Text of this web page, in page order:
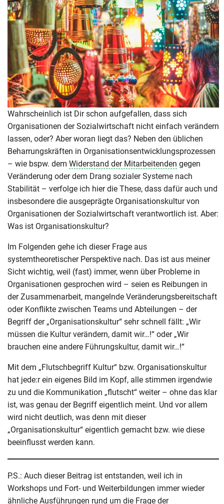
Wahrscheinlich ist Dir schon aufgefallen, dass sich
Organisationen der Sozialwirtschaft nicht einfach verändern
lassen, oder? Aber woran liegt das? Neben den üblichen
Beharrungskräften in Organisationsentwicklungsprozessen
– wie bspw. dem Widerstand der Mitarbeitenden gegen
Veränderung oder dem Drang sozialer Systeme nach
Stabilität – verfolge ich hier die These, dass dafür auch und
insbesondere die ausgeprägte Organisationskultur von
Organisationen der Sozialwirtschaft verantwortlich ist. Aber:
Was ist Organisationskultur?
Im Folgenden gehe ich dieser Frage aus
systemtheoretischer Perspektive nach. Das ist aus meiner
Sicht wichtig, weil (fast) immer, wenn über Probleme in
Organisationen gesprochen wird – seien es Reibungen in
der Zusammenarbeit, mangelnde Veränderungsbereitschaft
oder Konflikte zwischen Teams und Abteilungen – der
Begriff der „Organisationskultur“ sehr schnell fällt: „Wir
müssen die Kultur verändern, damit wir…!“ oder „Wir
brauchen eine andere Führungskultur, damit wir…!“
Mit dem „Flutschbegriff Kultur“ bzw. Organisationskultur
hat jede:r ein eigenes Bild im Kopf, alle stimmen irgendwie
zu und die Kommunikation „flutscht“ weiter – ohne das klar
ist, was genau der Begriff eigentlich meint. Und vor allem
wird nicht deutlich, was denn mit dieser
„Organisationskultur“ eigentlich gemacht bzw. wie diese
beeinflusst werden kann.
P.S.: Auch dieser Beitrag ist entstanden, weil ich in
Workshops und Fort- und Weiterbildungen immer wieder
ähnliche Ausführungen rund um die Frage der